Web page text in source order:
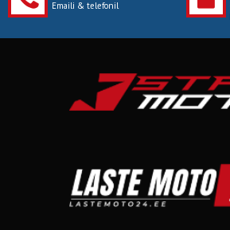
Emaili & telefonil